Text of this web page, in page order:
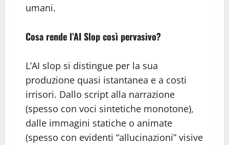
umani.
Cosa rende l’AI Slop così pervasivo?
L’AI slop si distingue per la sua
produzione quasi istantanea e a costi
irrisori. Dallo script alla narrazione
(spesso con voci sintetiche monotone),
dalle immagini statiche o animate
(spesso con evidenti “allucinazioni” visive